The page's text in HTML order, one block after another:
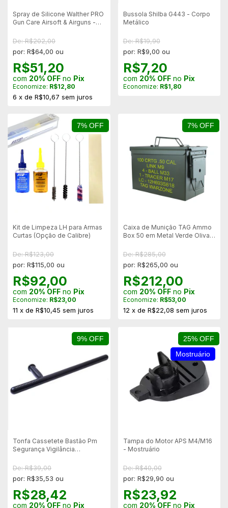
Spray de Silicone Walther PRO
Gun Care Airsoft & Airguns -
De: R$202,00
por: R$64,00 ou
R$51,20
com 20% OFF no Pix
Economize: R$12,80
6 x de R$10,67 sem juros
Bussola Shilba G443 - Corpo
Metálico
De: R$19,90
por: R$9,00 ou
R$7,20
com 20% OFFno Pix
Economize: R$1,80
7% OFF
Kit de Limpeza LH para Armas
Curtas (Opção de Calibre)
De: R$123,00
por: R$115,00 ou
R$92,00
com 20% OFF no Pix
Economize: R$23,00
11 x de R$10,45 sem juros
7% OFF
Caixa de Munição TAG Ammo
Box 50 em Metal Verde Oliva -
De: R$285,00
por: R$265,00 ou
R$212,00
com 20% OFFno Pix
Economize: R$53,00
12 x de R$22,08 sem juros
9% OFF
Tonfa Cassetete Bastão Pm
Segurança Vigilância
De: R$39,00
por: R$35,53 ou
R$28,42
com 20% OFF no Pix
25% OFF
Mostruário
Tampa do Motor APS M4/M16
- Mostruário
De: R$40,00
por: R$29,90 ou
R$23,92
com 20% OFFno Pix